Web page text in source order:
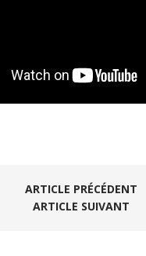
ARTICLE PRÉCÉDENT
ARTICLE SUIVANT